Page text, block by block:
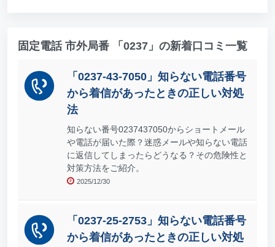
固定電話 市外局番 「0237」の新着口コミ一覧
「0237-43-7050」知らない電話番号
から着信があったときの正しい対処
法
知らない番号0237437050からショートメール
や電話が届いた際？迷惑メールや知らない電話
に返信してしまったらどうなる？その危険性と
対策方法をご紹介。
2025/12/30
「0237-25-2753」知らない電話番号
から着信があったときの正しい対処